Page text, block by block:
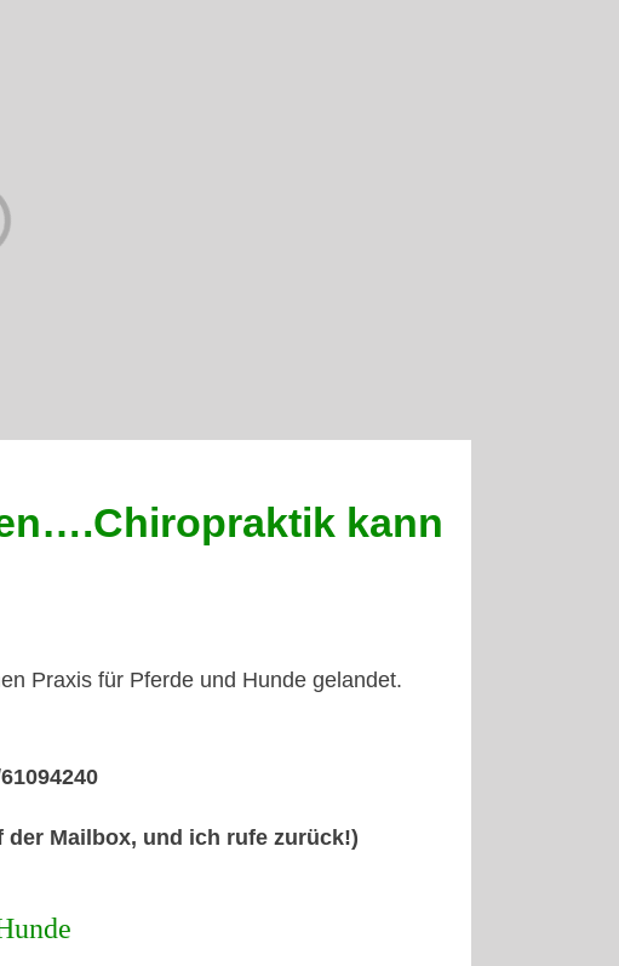
kann
Praxis für Pferde und Hunde gelandet.
Mailbox, und ich rufe zurück!)